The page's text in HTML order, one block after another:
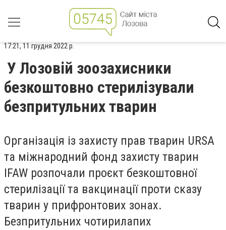
17:21, 11 грудня 2022 р.
У Лозовій зоозахисники
безкоштовно стерилізували
безпритульних тварин
Організація із захисту прав тварин URSA
та міжнародний фонд захисту тварин
IFAW розпочали проєкт безкоштовної
стерилізації та вакцинації проти сказу
тварин у прифронтових зонах.
Безпритульних чотирилапих